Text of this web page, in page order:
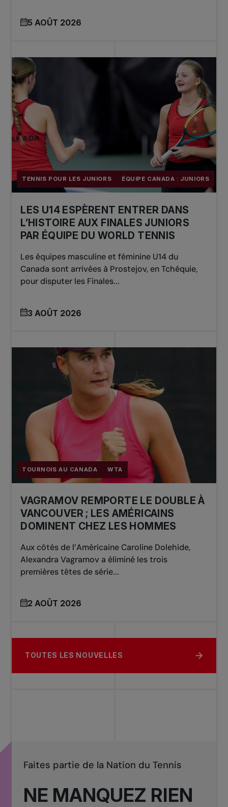
5 AOÛT 2026
TENNIS POUR LES JUNIORS ÉQUIPE CANADA : JUNIORS
LES U14 ESPÈRENT ENTRER DANS
L’HISTOIRE AUX FINALES JUNIORS
PAR ÉQUIPE DU WORLD TENNIS
Les équipes masculine et féminine U14 du
Canada sont arrivées à Prostejov, en Tchéquie,
pour disputer les Finales...
3 AOÛT 2026
TOURNOIS AU CANADA WTA
VAGRAMOV REMPORTE LE DOUBLE À
VANCOUVER ; LES AMÉRICAINS
DOMINENT CHEZ LES HOMMES
Aux côtés de l’Américaine Caroline Dolehide,
Alexandra Vagramov a éliminé les trois
premières têtes de série...
2 AOÛT 2026
TOUTES LES NOUVELLES
NE MANQUEZ RIEN
Faites partie de la Nation du Tennis